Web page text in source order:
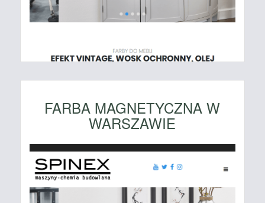
FARBA MAGNETYCZNA W
WARSZAWIE